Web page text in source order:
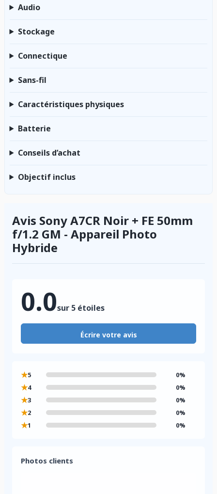
Audio
Stockage
Connectique
Sans-fil
Caractéristiques physiques
Batterie
Conseils d’achat
Objectif inclus
Avis Sony A7CR Noir + FE 50mm
f/1.2 GM - Appareil Photo
Hybride
0.0sur 5 étoiles
Écrire votre avis
★5 0%
★4 0%
★3 0%
★2 0%
★1 0%
Photos clients